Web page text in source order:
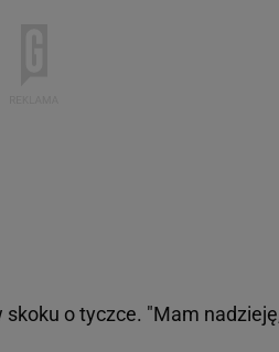
o tyczce. "Mam